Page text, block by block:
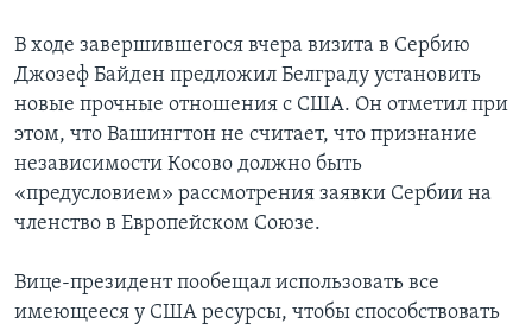
В ходе завершившегося вчера визита в Сербию
Джозеф Байден предложил Белграду установить
новые прочные отношения с США. Он отметил при
этом, что Вашингтон не считает, что признание
независимости Косово должно быть
«предусловием» рассмотрения заявки Сербии на
членство в Европейском Союзе.
Вице-президент пообещал использовать все
имеющееся у США ресурсы, чтобы способствовать